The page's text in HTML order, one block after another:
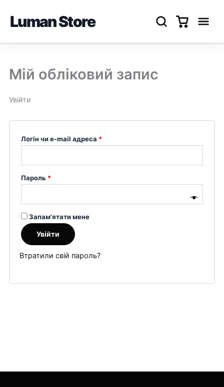
Luman Store
вмістуМій обліковий запис
Увійти
Логін чи e-mail адреса *Обов’язкове
Пароль *Обов’язкове
Запам'ятати мене
Увійти
Втратили свій пароль?